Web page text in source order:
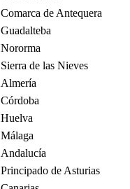
Comarca de Antequera
Guadalteba
Nororma
Sierra de las Nieves
Almería
Córdoba
Huelva
Málaga
Andalucía
Principado de Asturias